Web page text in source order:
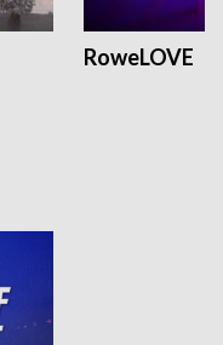
RoweLOVE